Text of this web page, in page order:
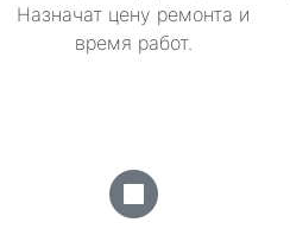
Назначат цену ремонта и
время работ.